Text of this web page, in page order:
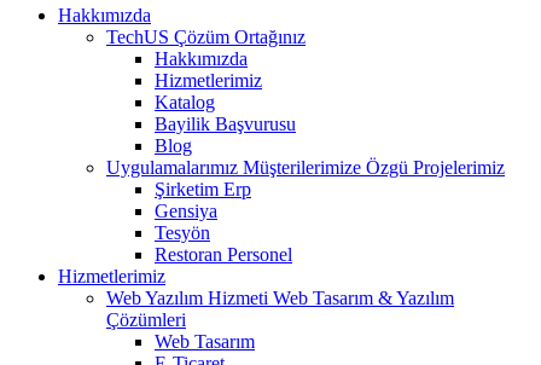
Hakkımızda
TechUS Çözüm Ortağınız
Hakkımızda
Hizmetlerimiz
Katalog
Bayilik Başvurusu
Blog
Uygulamalarımız Müşterilerimize Özgü Projelerimiz
Şirketim Erp
Gensiya
Tesyön
Restoran Personel
Hizmetlerimiz
Web Yazılım Hizmeti Web Tasarım & Yazılım
Çözümleri
Web Tasarım